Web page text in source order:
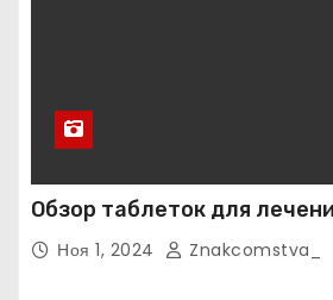
Обзор таблеток для
Ноя 1, 2024 Znakcomstva_